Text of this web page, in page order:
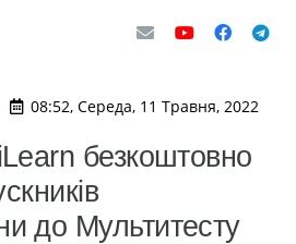
08:52, Середа, 11 Травня, 2022
безкоштовно
до Мультитесту